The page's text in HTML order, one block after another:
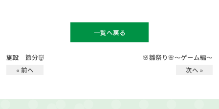
施設 節分👹
« 前へ
一覧へ戻る
🌸雛祭り🌸～ゲーム編～
次へ »